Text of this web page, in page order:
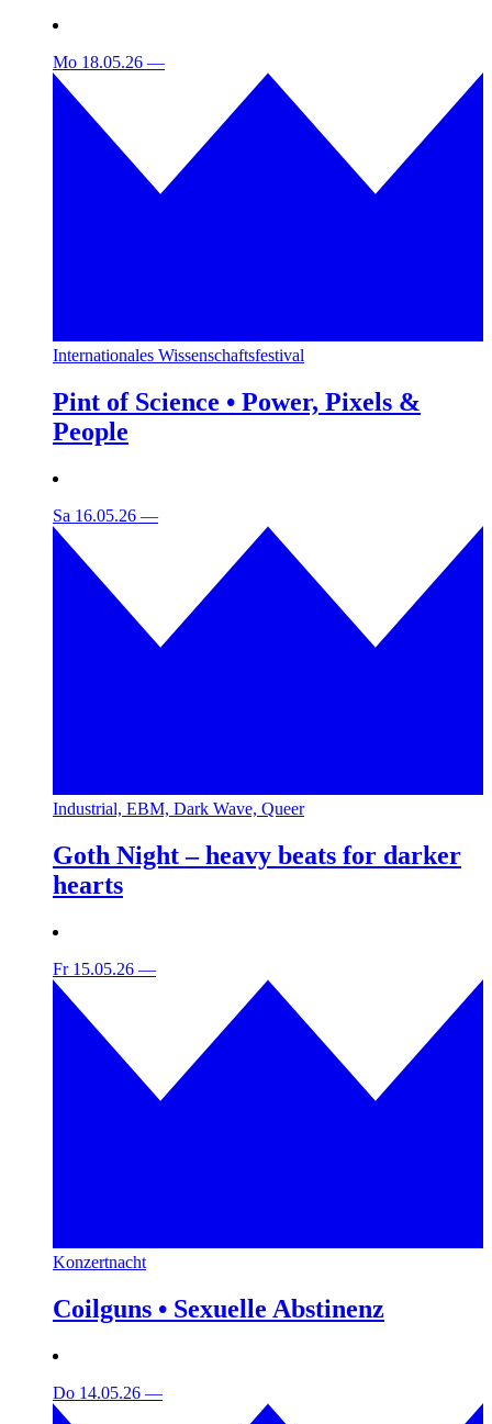
Mo 18.05.26 —
Internationales Wissenschaftsfestival
Pint of Science • Power, Pixels &
People
Sa 16.05.26 —
Industrial, EBM, Dark Wave, Queer
Goth Night – heavy beats for darker
hearts
Fr 15.05.26 —
Konzertnacht
Coilguns • Sexuelle Abstinenz
Do 14.05.26 —